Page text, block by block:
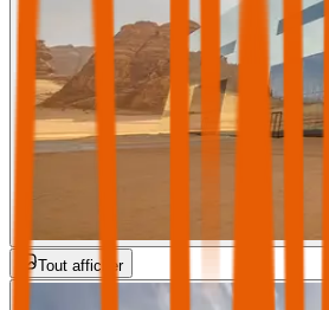
Tout afficher